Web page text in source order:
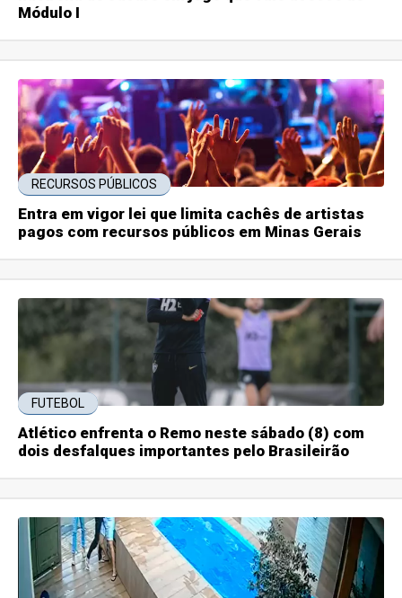
Módulo I
RECURSOS PÚBLICOS
Entra em vigor lei que limita cachês de artistas
pagos com recursos públicos em Minas Gerais
FUTEBOL
Atlético enfrenta o Remo neste sábado (8) com
dois desfalques importantes pelo Brasileirão